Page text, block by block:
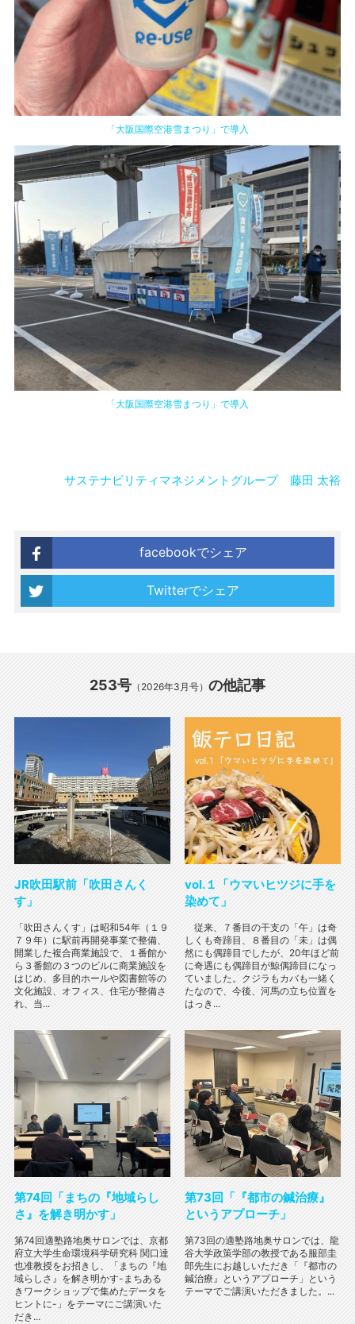
「大阪国際空港雪まつり」で導入
「大阪国際空港雪まつり」で導入
サステナビリティマネジメントグループ 藤田 太裕
facebookでシェア
Twitterでシェア
253号 （2026年3月号） の他記事
JR吹田駅前「吹田さんく
す」
「吹田さんくす」は昭和54年（１９
７９年）に駅前再開発事業で整備、
開業した複合商業施設で、１番館か
ら３番館の３つのビルに商業施設を
はじめ、多目的ホールや図書館等の
文化施設、オフィス、住宅が整備さ
れ、当...
vol.１「ウマいヒツジに手を
染めて」
従来、７番目の干支の「午」は奇
しくも奇蹄目、８番目の「未」は偶
然にも偶蹄目でしたが、20年ほど前
に奇遇にも偶蹄目が鯨偶蹄目になっ
ていました。クジラもカバも一緒く
たなので、今後、河馬の立ち位置を
はっき...
第74回「まちの『地域らし
さ』を解き明かす」
第74回適塾路地奥サロンでは、京都
府立大学生命環境科学研究科 関口達
也准教授をお招きし、「まちの『地
域らしさ』を解き明かす-まちある
きワークショップで集めたデータを
ヒントに-」をテーマにご講演いた
だき...
第73回「『都市の鍼治療』
というアプローチ」
第73回の適塾路地奥サロンでは、龍
谷大学政策学部の教授である服部圭
郎先生にお越しいただき「『都市の
鍼治療』というアプローチ」という
テーマでご講演いただきました。...